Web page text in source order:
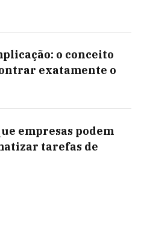
o conceito
exatamente o
empresas podem
tarefas de